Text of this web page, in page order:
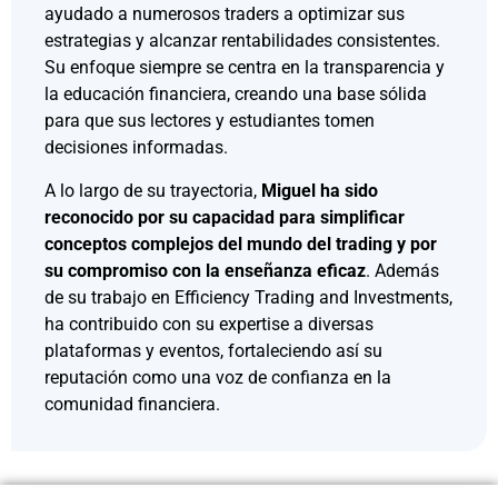
ayudado a numerosos traders a optimizar sus
estrategias y alcanzar rentabilidades consistentes.
Su enfoque siempre se centra en la transparencia y
la educación financiera, creando una base sólida
para que sus lectores y estudiantes tomen
decisiones informadas.
A lo largo de su trayectoria, Miguel ha sido
reconocido por su capacidad para simplificar
conceptos complejos del mundo del trading y por
su compromiso con la enseñanza eficaz. Además
de su trabajo en Efficiency Trading and Investments,
ha contribuido con su expertise a diversas
plataformas y eventos, fortaleciendo así su
reputación como una voz de confianza en la
comunidad financiera.